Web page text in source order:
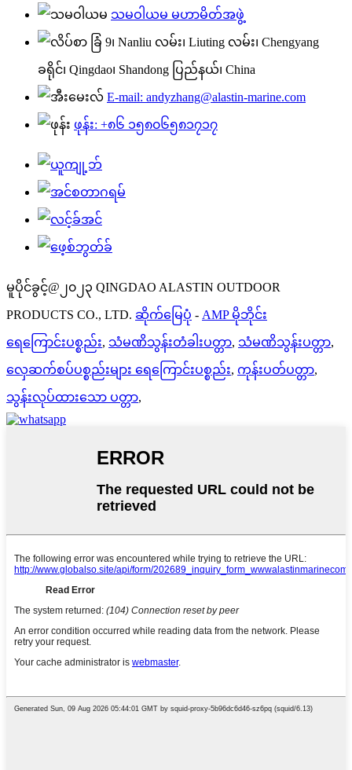
သမဝါယမ မဟာမိတ်အဖွဲ့
ခြံ 9၊ Nanliu လမ်း၊ Liuting လမ်း၊ Chengyang
ခရိုင်၊ Qingdao၊ Shandong ပြည်နယ်၊ China
E-mail: andyzhang@alastin-marine.com
ဖုန်း: +၈၆ ၁၅၈၀၆၅၈၁၇၁၇
မူပိုင်ခွင့်@၂၀၂၃ QINGDAO ALASTIN OUTDOOR
PRODUCTS CO., LTD. ဆိုက်မြေပုံ - AMP မိုဘိုင်း
ရေကြောင်းပစ္စည်း, သံမဏိသွန်းတံခါးပတ္တာ, သံမဏိသွန်းပတ္တာ,
လှေဆက်စပ်ပစ္စည်းများ ရေကြောင်းပစ္စည်း, ကုန်းပတ်ပတ္တာ,
သွန်းလုပ်ထားသော ပတ္တာ,